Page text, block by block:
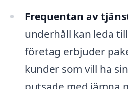
Frequentan av
underhåll kan leda
företag erbjuder
kunder som vill ha
putsade med jämna